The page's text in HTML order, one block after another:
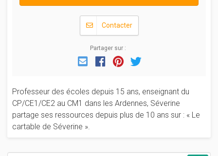
Contacter
Partager sur :
EmailFacebook
Pinterest
Professeur des écoles depuis 15 ans, enseignant du
CP/CE1/CE2 au CM1 dans les Ardennes, Séverine
partage ses ressources depuis plus de 10 ans sur : « Le
cartable de Séverine ».